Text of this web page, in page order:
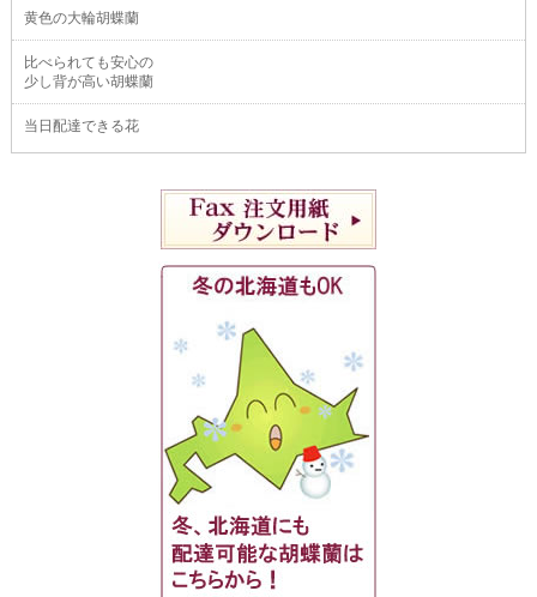
黄色の大輪胡蝶蘭
比べられても安心の
少し背が高い胡蝶蘭
当日配達できる花